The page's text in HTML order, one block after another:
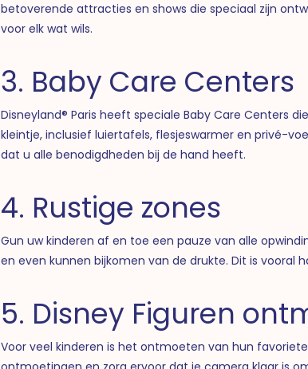
betoverende attracties en shows die speciaal zijn
voor elk wat wils.
3. Baby Care Centers
Disneyland® Paris heeft speciale Baby Care Centers
kleintje, inclusief luiertafels, flesjeswarmer en privé-
dat u alle benodigdheden bij de hand heeft.
4. Rustige zones
Gun uw kinderen af en toe een pauze van alle
en even kunnen bijkomen van de drukte. Dit is vooral
5. Disney Figuren
Voor veel kinderen is het ontmoeten van hun